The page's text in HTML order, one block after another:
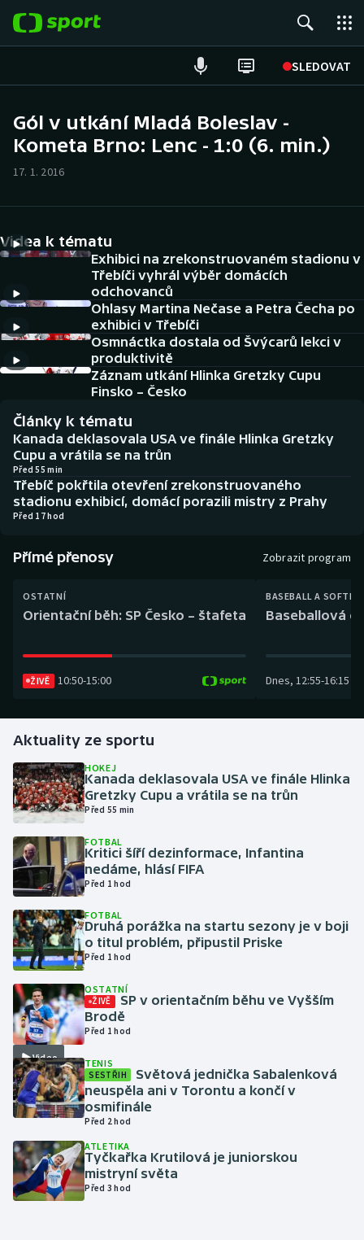
SLEDOVAT
Hokej
Cyklistika
DALŠÍ SPORTY
Americký fotbal
Baseball a softbal
Basketbal
Biatlon
Boby a skeleton
Dostihy
Futsal
Gymnastika
Házená
Jezdectví
Judo
Krasobruslení
Lezení
Lyže a snowboard
Moderní pětiboj
Motorsport
Olympijské hry
Parasport
Plavání
NEPŘEHLÉDNĚTE
Soutěže
Historické návraty
Aplikace ČT sport
AZ kvíz
Gól v utkání Mladá Boleslav -
Kometa Brno: Lenc - 1:0 (6. min.)
17. 1. 2016
Videa k tématu
Exhibici na zrekonstruovaném stadionu v
Třebíči vyhrál výběr domácích
odchovanců
Ohlasy Martina Nečase a Petra Čecha po
exhibici v Třebíči
Osmnáctka dostala od Švýcarů lekci v
produktivitě
Záznam utkání Hlinka Gretzky Cupu
Finsko – Česko
Články k tématu
Kanada deklasovala USA ve finále Hlinka Gretzky
Cupu a vrátila se na trůn
Před 55 min
Třebíč pokřtila otevření zrekonstruovaného
stadionu exhibicí, domácí porazili mistry z Prahy
Před 17 hod
Přímé přenosy Zobrazit program
OSTATNÍ
Orientační běh: SP Česko – štafeta
ŽIVĚ 10:50-15:00
BASEBALL A
Baseballová
Dnes, 12:55-16:15
Aktuality ze sportu
HOKEJ
Kanada deklasovala USA ve finále Hlinka
Gretzky Cupu a vrátila se na trůn
Před 55 min
FOTBAL
Kritici šíří dezinformace, Infantina
nedáme, hlásí FIFA
Před 1 hod
FOTBAL
Druhá porážka na startu sezony je v boji
o titul problém, připustil Priske
Před 1 hod
Video
OSTATNÍ
ŽIVĚ
SP v orientačním běhu ve Vyšším
Brodě
Před 1 hod
TENIS
SESTŘIH
Světová jednička Sabalenková
neuspěla ani v Torontu a končí v
osmifinále
Před 2 hod
ATLETIKA
Tyčkařka Krutilová je juniorskou
mistryní světa
Před 3 hod